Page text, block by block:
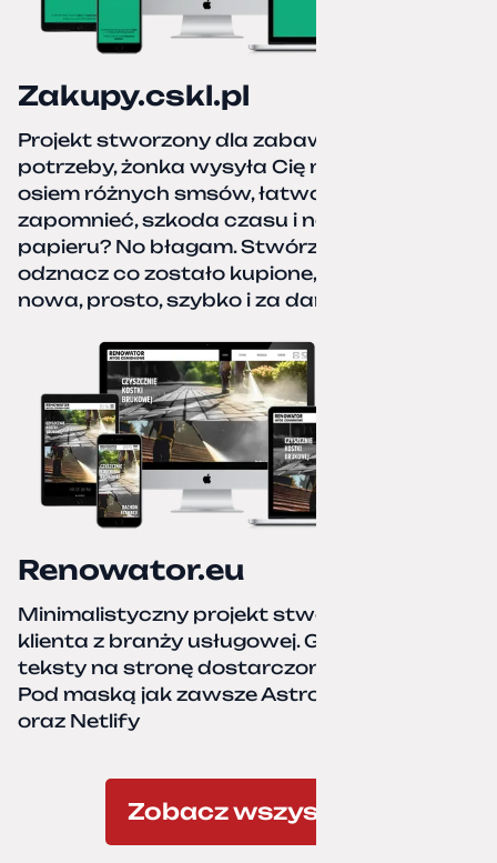
Zakupy.cskl.pl
Projekt stworzony dla zabawy i realnej
potrzeby, żonka wysyła Cię na zakupy,
osiem różnych smsów, łatwo coś pominać,
zapomnieć, szkoda czasu i nerwów. Kartka
papieru? No błagam. Stwórz listę zakupów,
odznacz co zostało kupione, zacznij od
nowa, prosto, szybko i za darmo.
Renowator.eu
Minimalistyczny projekt stworzony dla
klienta z branży usługowej. Grafiki oraz
teksty na stronę dostarczone przez klienta.
Pod maską jak zawsze Astro, TailwindCSS,
oraz Netlify
Zobacz wszystkie